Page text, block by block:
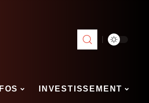
INVESTISSEMENT